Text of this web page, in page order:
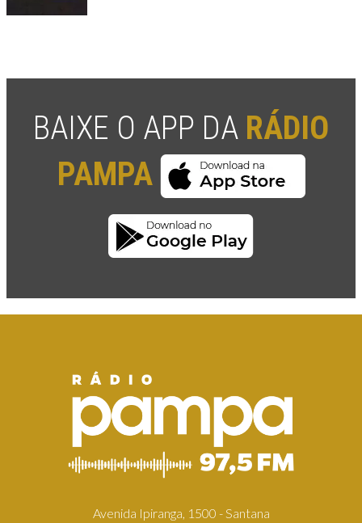
BAIXE O APP DA RÁDIO
PAMPA
Avenida Ipiranga, 1500 - Santana